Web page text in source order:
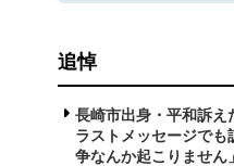
追悼
長崎市出身・平和訴
ラストメッセージで
争なんか起こりません」